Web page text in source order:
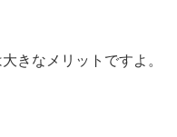
きなメリットですよ。